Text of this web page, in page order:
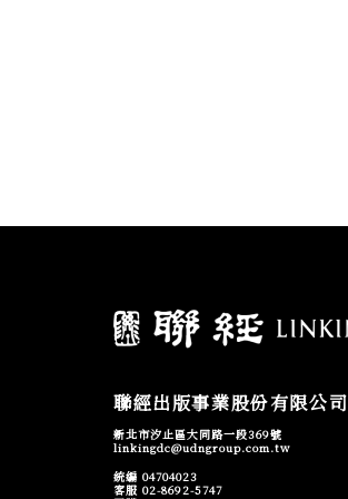
聯經出版事業股份有限公司
新北市汐止區大同路一段369號
linkingdc@udngroup.com.tw
統編 04704023
客服 02-8692-5747